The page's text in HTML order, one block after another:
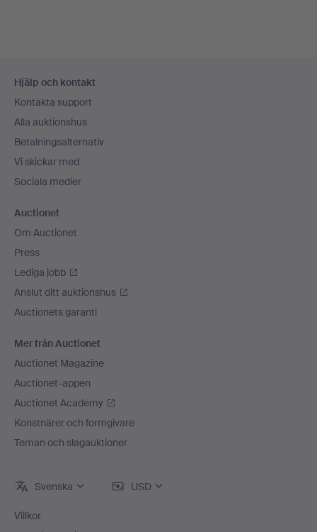
Hjälp och kontakt
Kontakta support
Alla auktionshus
Betalningsalternativ
Vi skickar med
Sociala medier
Auctionet
Om Auctionet
Press
Lediga jobb
Anslut ditt auktionshus
Auctionets garanti
Mer från Auctionet
Auctionet Magazine
Auctionet-appen
Auctionet Academy
Konstnärer och formgivare
Teman och slagauktioner
Svenska USD
Villkor